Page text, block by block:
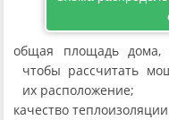
общая площадь дома,
чтобы рассчитать
их расположение;
качество